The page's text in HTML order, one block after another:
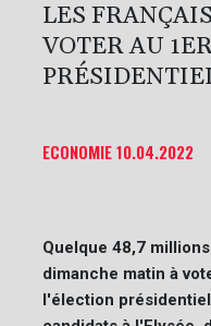
LES
VOTER AU
ECONOMIE10.04.2022
Quelque 48,7
dimanche matin à
l'élection